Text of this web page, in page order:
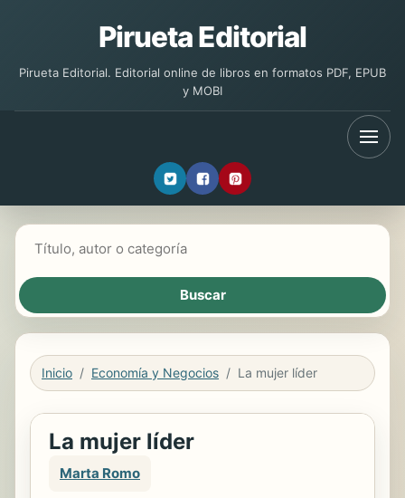
Pirueta Editorial
Pirueta Editorial. Editorial online de libros en formatos PDF, EPUB
y MOBI
Inicio Economía y Negocios La mujer líder
La mujer líder
Marta Romo